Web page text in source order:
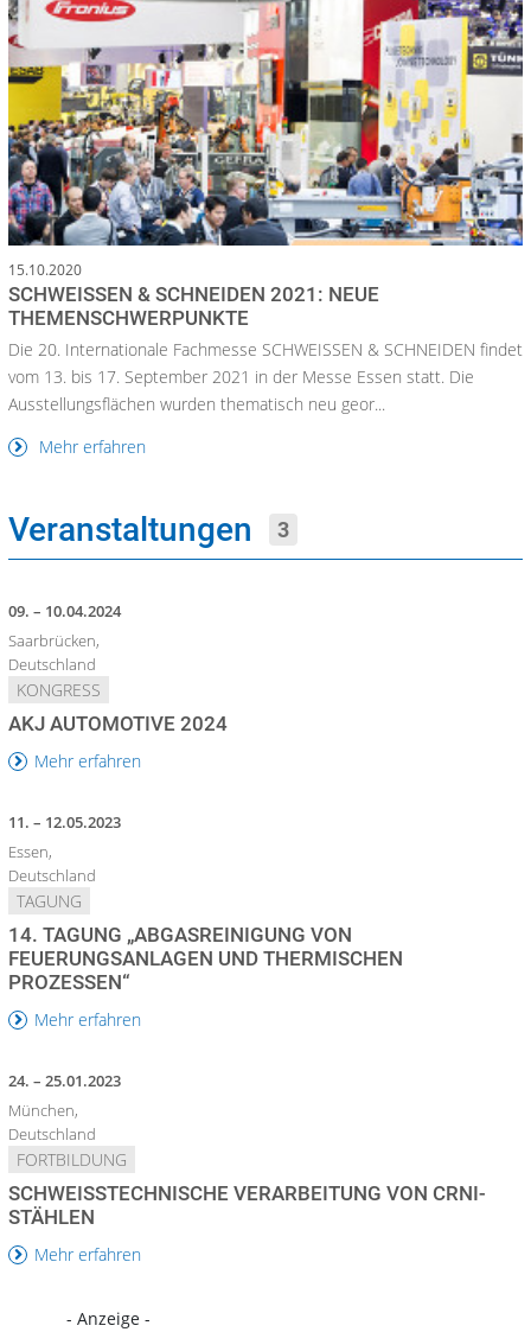
15.10.2020
SCHWEISSEN & SCHNEIDEN 2021: NEUE
THEMENSCHWERPUNKTE
Die 20. Internationale Fachmesse SCHWEISSEN & SCHNEIDEN findet
vom 13. bis 17. September 2021 in der Messe Essen statt. Die
Ausstellungsflächen wurden thematisch neu geor...
Mehr erfahren
Veranstaltungen 3
09. – 10.04.2024
Saarbrücken,
Deutschland
KONGRESS
AKJ AUTOMOTIVE 2024
Mehr erfahren
11. – 12.05.2023
Essen,
Deutschland
TAGUNG
14. TAGUNG „ABGASREINIGUNG VON
FEUERUNGSANLAGEN UND THERMISCHEN
PROZESSEN“
Mehr erfahren
24. – 25.01.2023
München,
Deutschland
FORTBILDUNG
SCHWEISSTECHNISCHE VERARBEITUNG VON CRNI-S
TÄHLEN
Mehr erfahren
- Anzeige -